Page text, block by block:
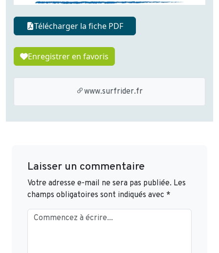
Télécharger la fiche PDF
Enregistrer en favoris
www.surfrider.fr
Laisser un commentaire
Votre adresse e-mail ne sera pas publiée. Les
champs obligatoires sont indiqués avec *